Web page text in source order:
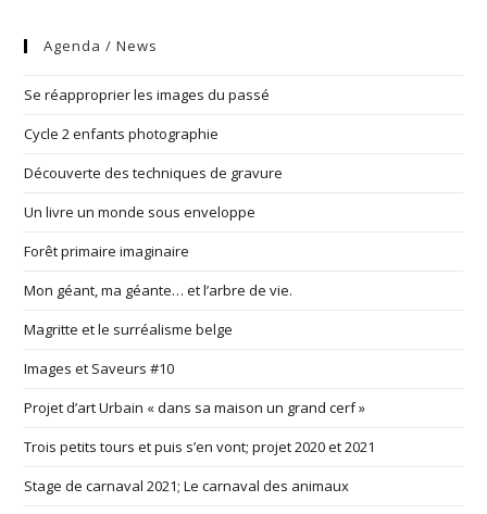
Agenda / News
Se réapproprier les images du passé
Cycle 2 enfants photographie
Découverte des techniques de gravure
Un livre un monde sous enveloppe
Forêt primaire imaginaire
Mon géant, ma géante… et l’arbre de vie.
Magritte et le surréalisme belge
Images et Saveurs #10
Projet d’art Urbain « dans sa maison un grand cerf »
Trois petits tours et puis s’en vont; projet 2020 et 2021
Stage de carnaval 2021; Le carnaval des animaux